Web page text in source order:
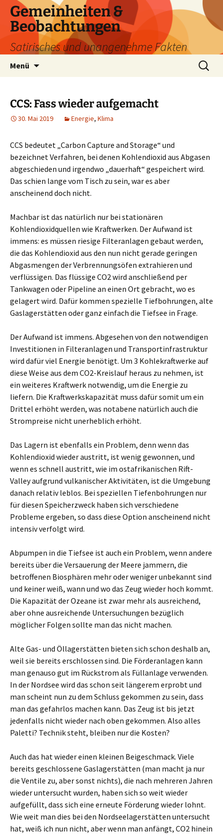
Zum
Inhalt
springen
Gemeinheiten &
Beobachtungen
Satirisches und unangenehme Fakten
Menü
Suchen
nach:
CCS: Fass wieder aufgemacht
30. Mai 2019 Energie, Klima
CCS bedeutet „Carbon Capture and Storage“ und
bezeichnet Verfahren, bei denen Kohlendioxid aus Abgasen
abgeschieden und irgendwo „dauerhaft“ gespeichert wird.
Das schien lange vom Tisch zu sein, war es aber
anscheinend doch nicht.
Machbar ist das natürlich nur bei stationären
Kohlendioxidquellen wie Kraftwerken. Der Aufwand ist
immens: es müssen riesige Filteranlagen gebaut werden,
die das Kohlendioxid aus den nun nicht gerade geringen
Abgasmengen der Verbrennungsöfen extrahieren und
verflüssigen. Das flüssige CO2 wird anschließend per
Tankwagen oder Pipeline an einen Ort gebracht, wo es
gelagert wird. Dafür kommen spezielle Tiefbohrungen, alte
Gaslagerstätten oder ganz einfach die Tiefsee in Frage.
Der Aufwand ist immens. Abgesehen von den notwendigen
Investitionen in Filteranlagen und Transportinfrastruktur
wird dafür viel Energie benötigt. Um 3 Kohlekraftwerke auf
diese Weise aus dem CO2-Kreislauf heraus zu nehmen, ist
ein weiteres Kraftwerk notwendig, um die Energie zu
liefern. Die Kraftwerkskapazität muss dafür somit um ein
Drittel erhöht werden, was notabene natürlich auch die
Strompreise nicht unerheblich erhöht.
Das Lagern ist ebenfalls ein Problem, denn wenn das
Kohlendioxid wieder austritt, ist wenig gewonnen, und
wenn es schnell austritt, wie im ostafrikanischen Rift-
Valley aufgrund vulkanischer Aktivitäten, ist die Umgebung
danach relativ leblos. Bei speziellen Tiefenbohrungen nur
für diesen Speicherzweck haben sich verschiedene
Probleme ergeben, so dass diese Option anscheinend nicht
intensiv verfolgt wird.
Abpumpen in die Tiefsee ist auch ein Problem, wenn andere
bereits über die Versauerung der Meere jammern, die
betroffenen Biosphären mehr oder weniger unbekannt sind
und keiner weiß, wann und wo das Zeug wieder hoch kommt.
Die Kapazität der Ozeane ist zwar mehr als ausreichend,
aber ohne ausreichende Untersuchungen bezüglich
möglicher Folgen sollte man das nicht machen.
Alte Gas- und Öllagerstätten bieten sich schon deshalb an,
weil sie bereits erschlossen sind. Die Förderanlagen kann
man genauso gut im Rückstrom als Füllanlage verwenden.
In der Nordsee wird das schon seit längerem erprobt und
man scheint nun zu dem Schluss gekommen zu sein, dass
man das gefahrlos machen kann. Das Zeug ist bis jetzt
jedenfalls nicht wieder nach oben gekommen. Also alles
Paletti? Technik steht, bleiben nur die Kosten?
Auch das hat wieder einen kleinen Beigeschmack. Viele
bereits geschlossene Gaslagerstätten (man macht ja nur
die Ventile zu, aber sonst nichts), die nach mehreren Jahren
wieder untersucht wurden, haben sich so weit wieder
aufgefüllt, dass sich eine erneute Förderung wieder lohnt.
Wie weit man dies bei den Nordseelagerstätten untersucht
hat, weiß ich nun nicht, aber wenn man anfängt, CO2 hinein